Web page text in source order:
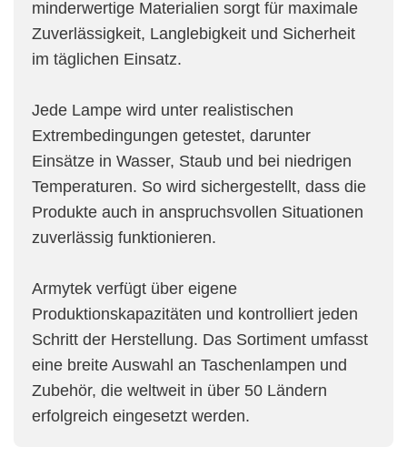
minderwertige Materialien sorgt für maximale
Zuverlässigkeit, Langlebigkeit und Sicherheit
im täglichen Einsatz.
Jede Lampe wird unter realistischen
Extrembedingungen getestet, darunter
Einsätze in Wasser, Staub und bei niedrigen
Temperaturen. So wird sichergestellt, dass die
Produkte auch in anspruchsvollen Situationen
zuverlässig funktionieren.
Armytek verfügt über eigene
Produktionskapazitäten und kontrolliert jeden
Schritt der Herstellung. Das Sortiment umfasst
eine breite Auswahl an Taschenlampen und
Zubehör, die weltweit in über 50 Ländern
erfolgreich eingesetzt werden.